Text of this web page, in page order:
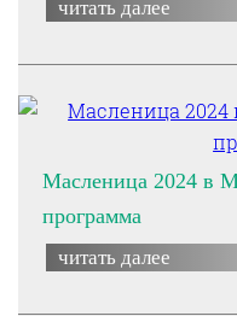
читать далее
Масленица 2024 в
программа
читать далее